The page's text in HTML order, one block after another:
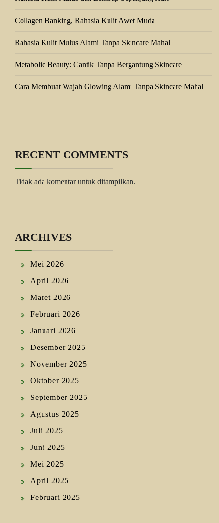
Collagen Banking, Rahasia Kulit Awet Muda
Rahasia Kulit Mulus Alami Tanpa Skincare Mahal
Metabolic Beauty: Cantik Tanpa Bergantung Skincare
Cara Membuat Wajah Glowing Alami Tanpa Skincare Mahal
RECENT COMMENTS
Tidak ada komentar untuk ditampilkan.
ARCHIVES
Mei 2026
April 2026
Maret 2026
Februari 2026
Januari 2026
Desember 2025
November 2025
Oktober 2025
September 2025
Agustus 2025
Juli 2025
Juni 2025
Mei 2025
April 2025
Februari 2025